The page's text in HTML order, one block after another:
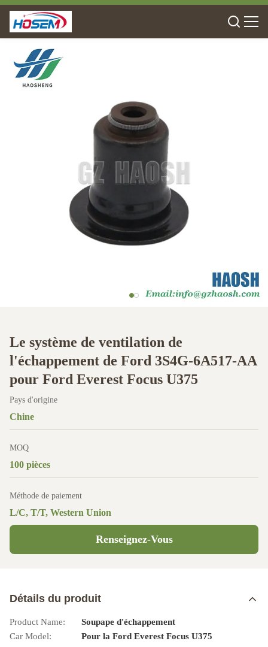
Le système de ventilation de
l'échappement de Ford 3S4G-6A517-AA
pour Ford Everest Focus U375
Pays d'origine
Chine
MOQ
100 pièces
Méthode de paiement
L/C, T/T, Western Union
Renseignez-Vous
Détails du produit
Product Name:
Soupape d'échappement
Car Model:
Pour la Ford Everest Focus U375